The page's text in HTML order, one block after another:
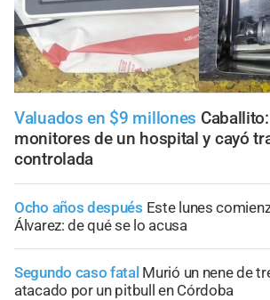
Valuados en $9 millones
monitores de un hospital y cayó
controlada
Ocho años después Este lunes
Álvarez: de qué se lo acusa
Segundo caso fatal Murió un nene de
atacado por un pitbull en Córdoba